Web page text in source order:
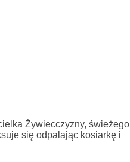
Żywiecczyzny, świeżego
się odpalając kosiarkę i